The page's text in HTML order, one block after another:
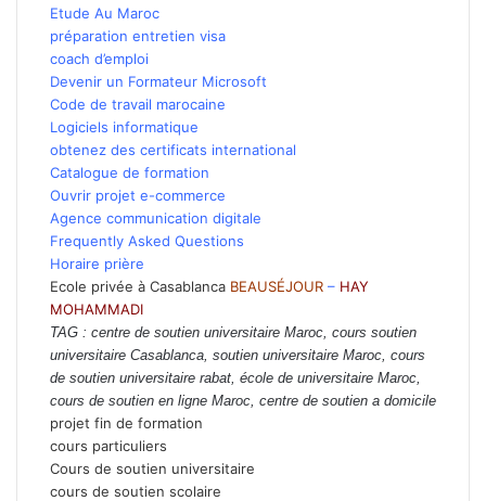
Etude Au Maroc
préparation entretien visa
coach d’emploi
Devenir un Formateur Microsoft
Code de travail marocaine
Logiciels informatique
obtenez des certificats international
Catalogue de formation
Ouvrir projet e-commerce
Agence communication digitale
Frequently Asked Questions
Horaire prière
Ecole privée à Casablanca BEAUSÉJOUR – HAY
MOHAMMADI
TAG : centre de soutien universitaire Maroc, cours soutien
universitaire Casablanca, soutien universitaire Maroc, cours
de soutien universitaire rabat, école de universitaire Maroc,
cours de soutien en ligne Maroc, centre de soutien a domicile
projet fin de formation
cours particuliers
Cours de soutien universitaire
cours de soutien scolaire